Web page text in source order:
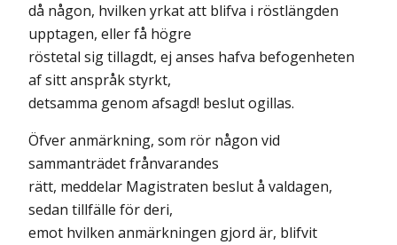
då någon, hvilken yrkat att blifva i röstlängden
upptagen, eller få högre
röstetal sig tillagdt, ej anses hafva befogenheten
af sitt anspråk styrkt,
detsamma genom afsagd! beslut ogillas.
Öfver anmärkning, som rör någon vid
sammanträdet frånvarandes
rätt, meddelar Magistraten beslut å valdagen,
sedan tillfälle för deri,
emot hvilken anmärkningen gjord är, blifvit